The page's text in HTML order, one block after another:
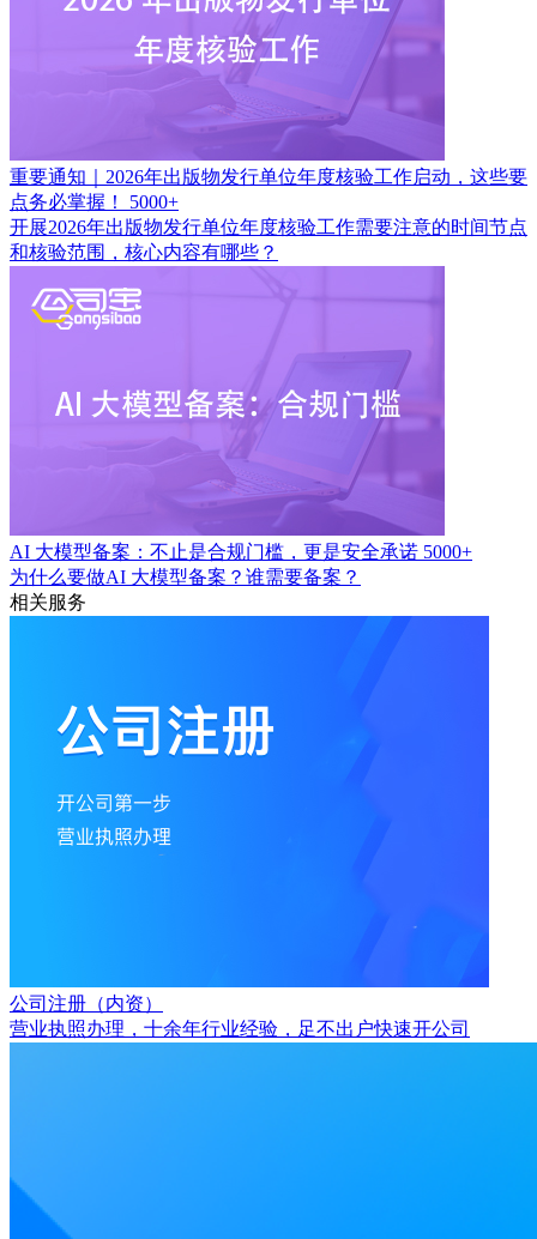
重要通知｜2026年出版物发行单位年度核验工作启动，这些要
点务必掌握！
5000+
开展2026年出版物发行单位年度核验工作需要注意的时间节点
和核验范围，核心内容有哪些？
AI 大模型备案：不止是合规门槛，更是安全承诺 5000+
为什么要做AI 大模型备案？谁需要备案？
相关服务
公司注册（内资）
营业执照办理，十余年行业经验，足不出户快速开公司